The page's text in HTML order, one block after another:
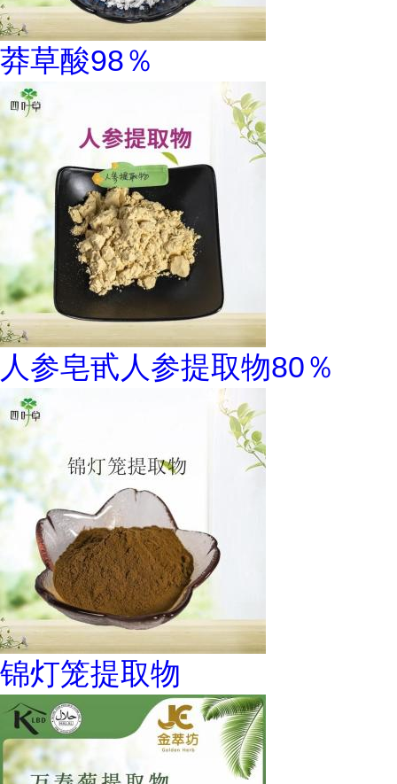
莽草酸98％
人参皂甙人参提取物80％
锦灯笼提取物